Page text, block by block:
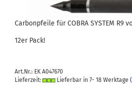
Car­bon­pfei­le für COBRA SYS­TEM R9
12er Pack!
Art.Nr.: EK A047670
Lieferzeit:
Lieferbar in 7- 18 Werktage